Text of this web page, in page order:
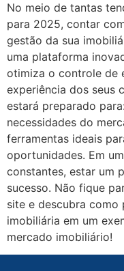
No meio de tantas
para 2025, contar
gestão da sua
uma plataforma
otimiza o controle de
experiência dos seus
estará preparado
necessidades do
ferramentas ideais
oportunidades. Em
constantes, estar um
sucesso. Não fique
site e descubra como
imobiliária em um
mercado imobiliário!